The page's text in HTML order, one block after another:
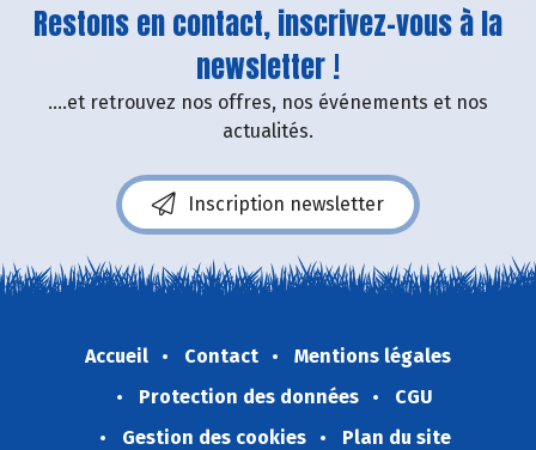
Restons en contact, inscrivez-vous à la
newsletter !
....et retrouvez nos offres, nos événements et nos
actualités.
Inscription newsletter
Accueil Contact
Mentions légales
Protection des données
CGU
Gestion des cookies
Plan du site